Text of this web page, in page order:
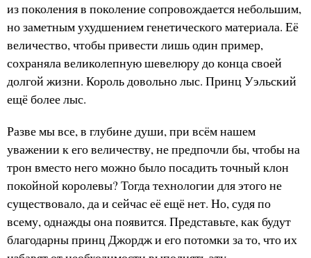
из поколения в поколение сопровождается небольшим,
но заметным ухудшением генетического материала. Её
величество, чтобы привести лишь один пример,
сохраняла великолепную шевелюру до конца своей
долгой жизни. Король довольно лыс. Принц Уэльский
ещё более лыс.
Разве мы все, в глубине души, при всём нашем
уважении к его величеству, не предпочли бы, чтобы на
трон вместо него можно было посадить точный клон
покойной королевы? Тогда технологии для этого не
существовало, да и сейчас её ещё нет. Но, судя по
всему, однажды она появится. Представьте, как будут
благодарны принц Джордж и его потомки за то, что их